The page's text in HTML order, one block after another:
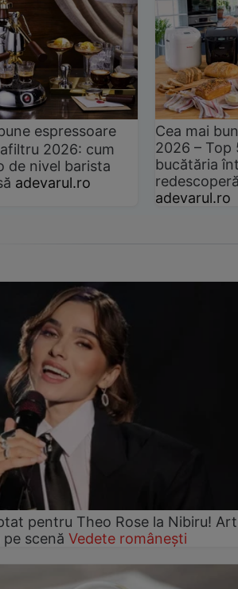
espressoare
2026: cum
de nivel barista
adevarul.ro
Cea mai
2026 –
bucătăria
adevarul.ro
pentru Theo Rose la Nibiru!
scenă Vedete românești